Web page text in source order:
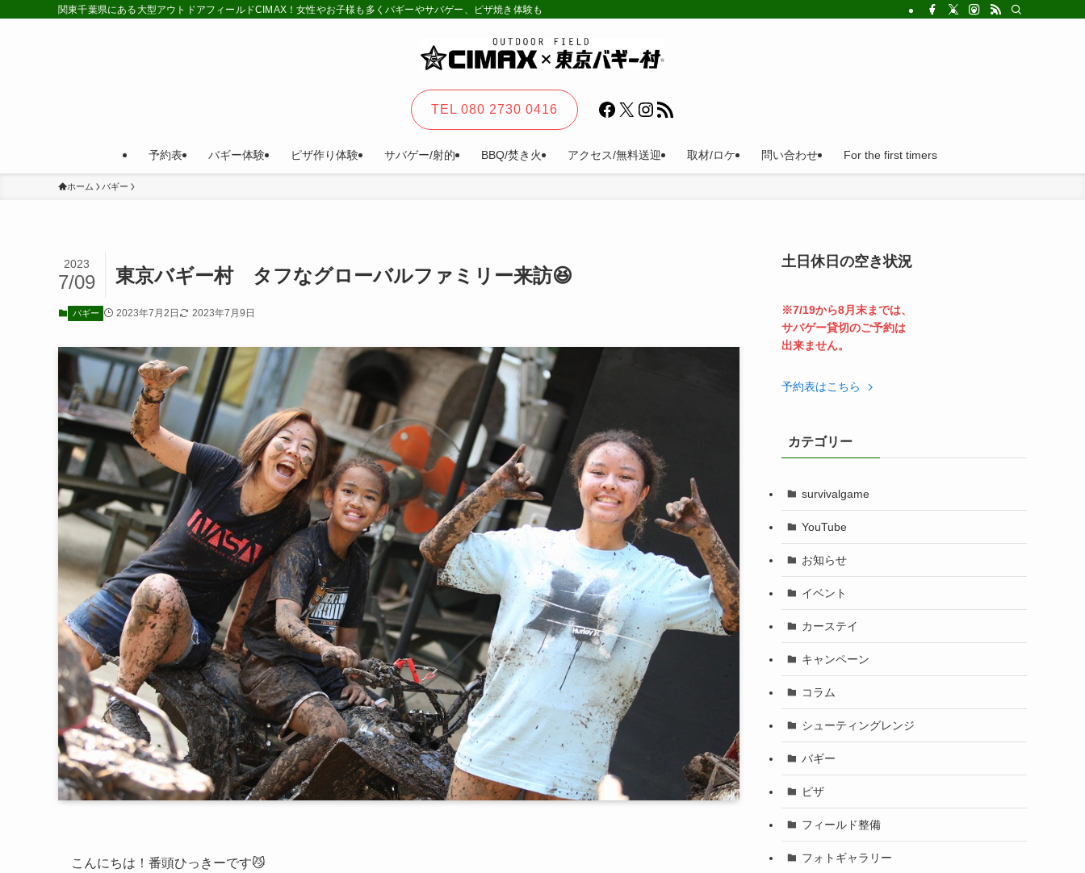
関東千葉県にある大型アウトドアフィールドCIMAX！女性やお子様も多くバギーやサバゲー、ピザ焼き体験も。カーステイ、キャンプ等一日楽しめる!法人の福利厚生利用にとても便利。
予約表 バギー体験 ピザ作り体験 サバゲー/射的 BBQ/焚き火 アクセス/無料送迎 取材/ロケ 問い合わせ For the first timers
TEL 080 2730 0416 Facebook
X Instagram
RSS フィード
ホーム バギー
東京バギー村 タフなグローバルファミリー来訪😆
2023
7/09
バギー 2023年7月2日 2023年7月9日
こんにちは！番頭ひっきーです😼
土日休日の空き状況
※7/19から8月末までは、
サバゲー貸切のご予約は
出来ません。
予約表はこちら
カテゴリー
survivalgame
YouTube
お知らせ
イベント
カーステイ
キャンペーン
コラム
シューティングレンジ
バギー
ピザ
フィールド整備
フォトギャラリー